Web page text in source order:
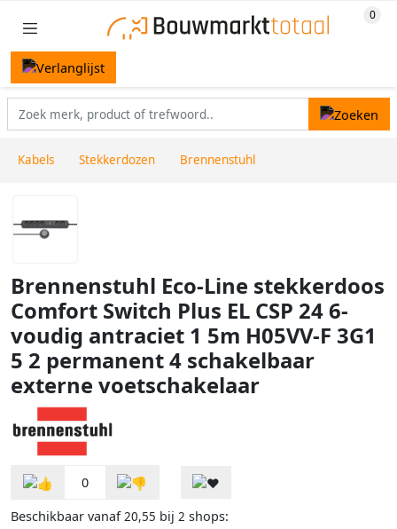
Kabels Stekkerdozen Brennenstuhl
Brennenstuhl Eco-Line stekkerdoos
Comfort Switch Plus EL CSP 24 6-
voudig antraciet 1 5m H05VV-F 3G1
5 2 permanent 4 schakelbaar
externe voetschakelaar
0
Beschikbaar vanaf20,55 bij 2 shops: